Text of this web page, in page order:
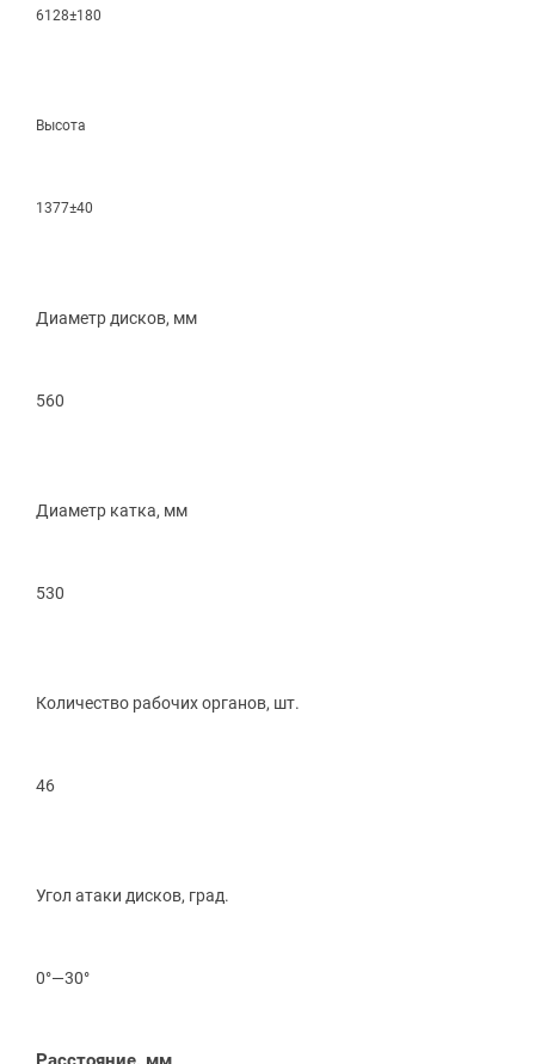
6128±180
Высота
1377±40
Диаметр дисков, мм
560
Диаметр катка, мм
530
Количество рабочих органов, шт.
46
Угол атаки дисков, град.
0°—30°